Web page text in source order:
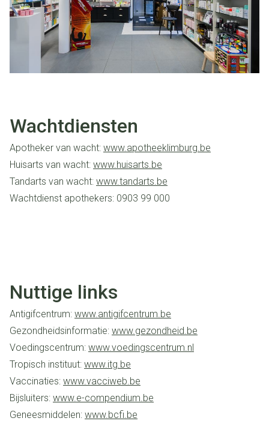
Wachtdiensten
Apotheker van wacht: www.apotheeklimburg.be
Huisarts van wacht: www.huisarts.be
Tandarts van wacht: www.tandarts.be
Wachtdienst apothekers: 0903 99 000
Nuttige links
Antigifcentrum: www.antigifcentrum.be
Gezondheidsinformatie: www.gezondheid.be
Voedingscentrum: www.voedingscentrum.nl
Tropisch instituut: www.itg.be
Vaccinaties: www.vacciweb.be
Bijsluiters: www.e-compendium.be
Geneesmiddelen: www.bcfi.be